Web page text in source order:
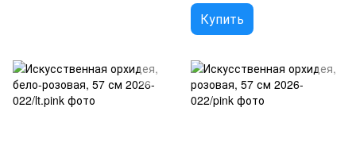
Купить